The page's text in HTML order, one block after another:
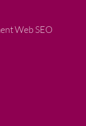
Web SEO